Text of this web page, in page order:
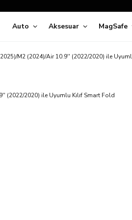
Siparişleriniz
5 İş Günü İçerisinde Kargoda!
Kredi Kartı ile Taksitli Hızlı ve
Süper İndirimli Fiyatlar
Auto Aksesuar MagSafe
M2 (2024)/Air 10.9'' (2022/2020) ile